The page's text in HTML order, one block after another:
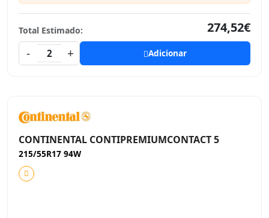
Total Estimado:
274,52€
-
2 + Adicionar
CONTINENTAL CONTIPREMIUMCONTACT 5
215/55R17 94W